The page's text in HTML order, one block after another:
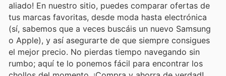
aliado! En nuestro sitio, puedes comparar ofertas de
tus marcas favoritas, desde moda hasta electrónica
(sí, sabemos que a veces buscáis un nuevo Samsung
o Apple), y así asegurarte de que siempre consigues
el mejor precio. No pierdas tiempo navegando sin
rumbo; aquí te lo ponemos fácil para encontrar los